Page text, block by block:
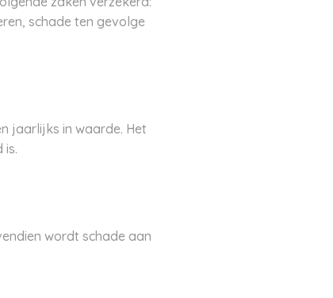
schade ten gevolge
jaarlijks in waarde. Het
is.
wordt schade aan